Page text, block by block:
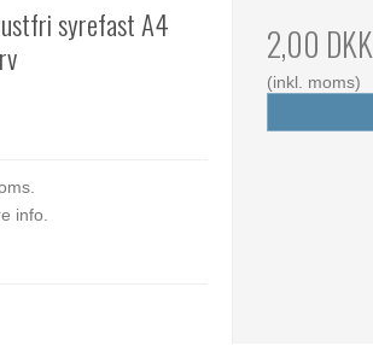
syrefast A4
info.
2,00 DKK
(inkl. moms)